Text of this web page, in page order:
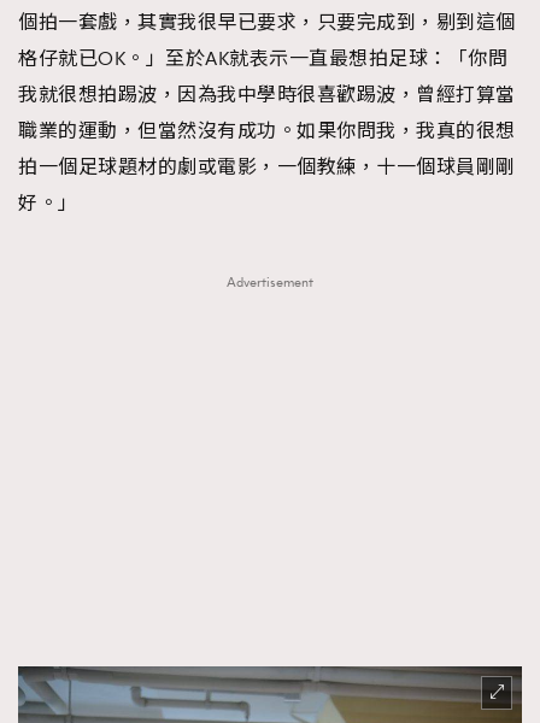
個拍一套戲，其實我很早已要求，只要完成到，剔到這個
格仔就已OK。」至於AK就表示一直最想拍足球：「你問
我就很想拍踢波，因為我中學時很喜歡踢波，曾經打算當
職業的運動，但當然沒有成功。如果你問我，我真的很想
拍一個足球題材的劇或電影，一個教練，十一個球員剛剛
好。」
Advertisement